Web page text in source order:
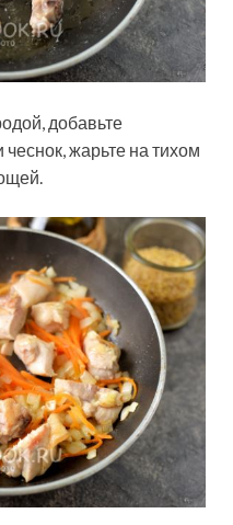
добавьте
жарьте на тихом